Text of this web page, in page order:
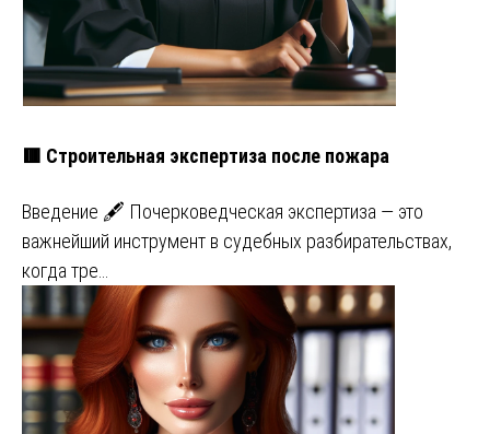
🟥 Строительная экспертиза после пожара
Введение 🖋️ Почерковедческая экспертиза — это
важнейший инструмент в судебных разбирательствах,
когда тре…